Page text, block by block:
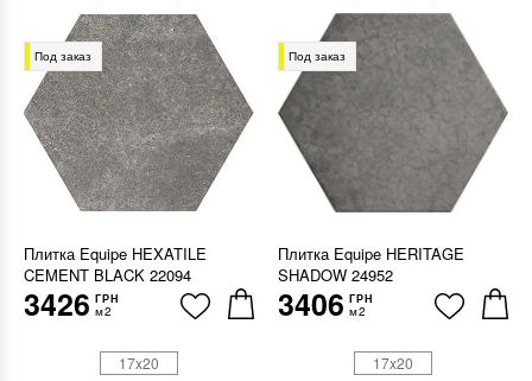
Под заказ
Плитка Equipe HEXATILE
CEMENT BLACK 22094
3426 ГРН
м2
Под заказ
Плитка Equipe HERITAGE
SHADOW 24952
3406 ГРН
м2
17x20 17x20